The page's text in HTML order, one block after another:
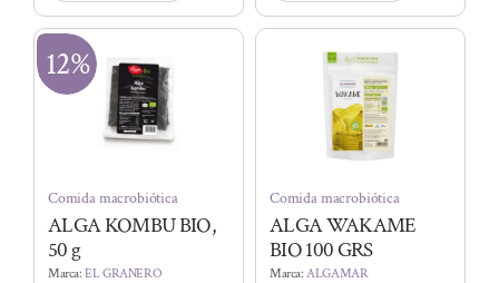
12%
Comida macrobiótica
ALGA KOMBU BIO,
50 g
Marca:EL GRANERO
Comida macrobiótica
ALGA WAKAME
BIO 100 GRS
Marca:ALGAMAR